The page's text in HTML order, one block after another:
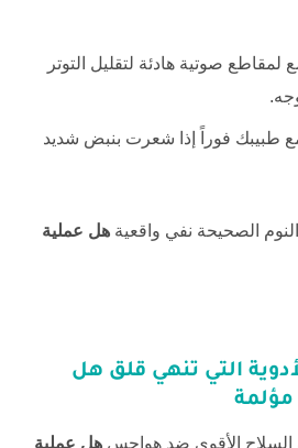
لمقاطع صوتية هادئة لتقليل التوتر
طبيبك فوراً إذا شعرت بنبض شديد
الصحيحة نفي واقعية هل عملية
التي تنهي قلق هل
السلاح الأقوى ضد هواجس هل عملية